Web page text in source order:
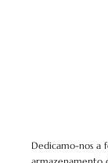
Dedicamo-nos a